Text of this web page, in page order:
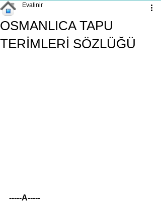
OSMANLICA TAPU
TERİMLERİ SÖZLÜĞÜ
Evalinir
-----A-----